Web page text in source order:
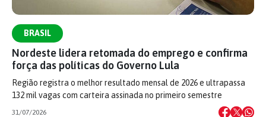
BRASIL
Nordeste lidera retomada do emprego e confirma
força das políticas do Governo Lula
Região registra o melhor resultado mensal de 2026 e ultrapassa
132 mil vagas com carteira assinada no primeiro semestre
31/07/2026